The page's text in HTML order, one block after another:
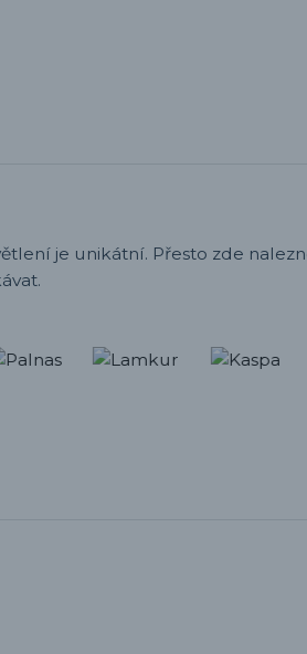
je unikátní. Přesto zde